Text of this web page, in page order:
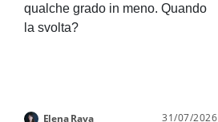
qualche grado in meno. Quando
la svolta?
Elena Rava 31/07/2026